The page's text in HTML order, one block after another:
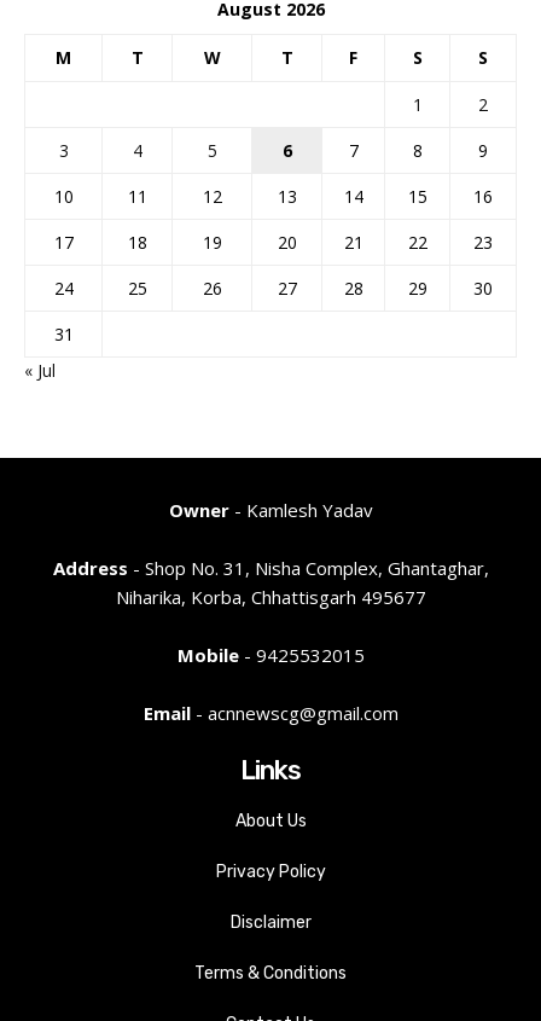
August 2026
M T W T F S S
1
2
3
4 5 6 7 8
9
10
11 12 13 14 15
16
17
18 19 20 21 22
23
24
25 26 27 28 29
30
31
« Jul
Owner- Kamlesh Yadav
Address - Shop No. 31, Nisha Complex, Ghantaghar,
Niharika, Korba, Chhattisgarh 495677
Mobile- 9425532015
Email- acnnewscg@gmail.com
Links
About Us
Privacy Policy
Disclaimer
Terms & Conditions